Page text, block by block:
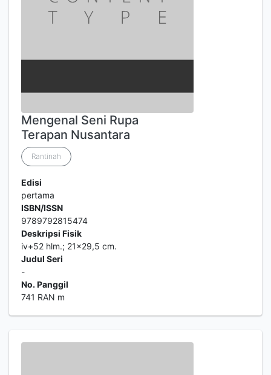
Mengenal Seni Rupa
Terapan Nusantara
Rantinah
Edisi
pertama
ISBN/ISSN
9789792815474
Deskripsi Fisik
iv+52 hlm.; 21x29,5 cm.
Judul Seri
-
No. Panggil
741 RAN m